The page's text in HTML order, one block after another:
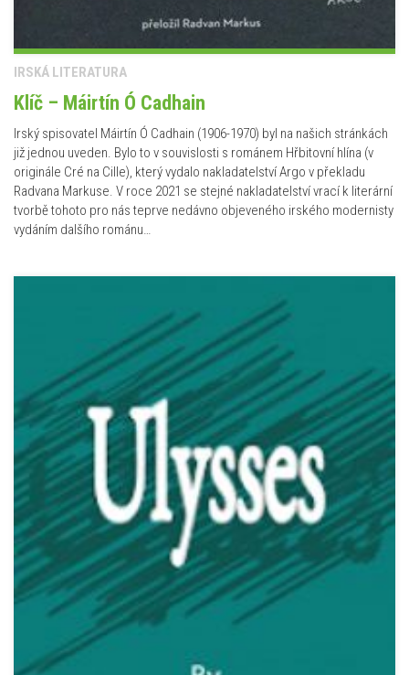
IRSKÁ LITERATURA
Klíč – Máirtín Ó Cadhain
Irský spisovatel Máirtín Ó Cadhain (1906-1970) byl na našich stránkách
již jednou uveden. Bylo to v souvislosti s románem Hřbitovní hlína (v
originále Cré na Cille), který vydalo nakladatelství Argo v překladu
Radvana Markuse. V roce 2021 se stejné nakladatelství vrací k literární
tvorbě tohoto pro nás teprve nedávno objeveného irského modernisty
vydáním dalšího románu…